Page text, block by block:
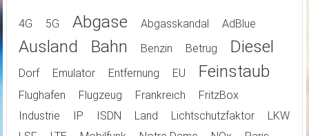
4G 5G Abgase Abgasskandal AdBlue
Ausland Bahn Benzin Betrug Diesel
Dorf Emulator Entfernung EU Feinstaub
Flughafen Flugzeug Frankreich
FritzBox
Industrie
IP ISDN Land Lichtschutzfaktor
LKW